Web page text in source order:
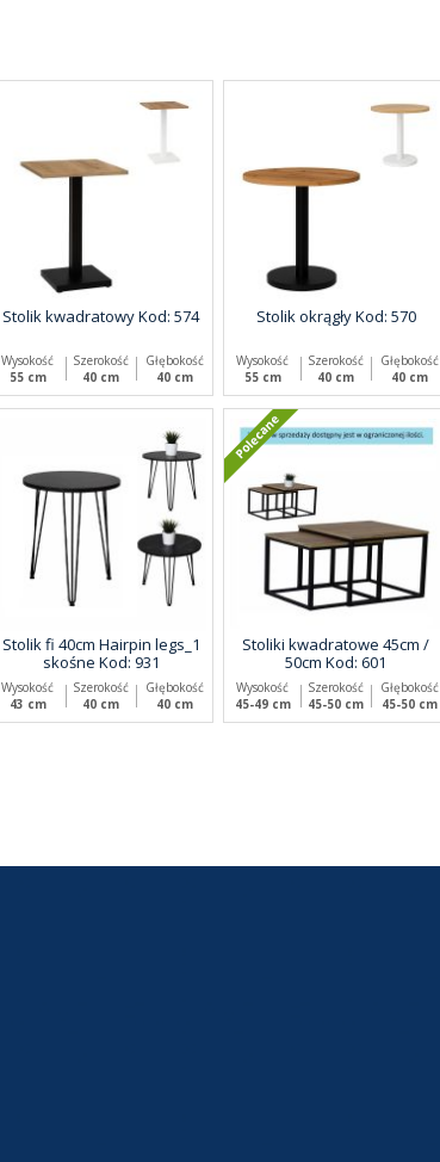
Stolik kwadratowy Kod: 574
Wysokość
55 cm
Szerokość
40 cm
Głębokość
40 cm
Stolik okrągły Kod: 570
Wysokość
55 cm
Szerokość
40 cm
Głębokość
40 cm
Stolik fi 40cm Hairpin legs_1
skośne Kod: 931
Wysokość
43 cm
Szerokość
40 cm
Głębokość
40 cm
Stoliki kwadratowe 45cm /
50cm Kod: 601
Wysokość
45-49 cm
Szerokość
45-50 cm
Głębokość
45-50 cm